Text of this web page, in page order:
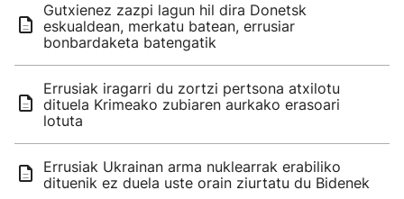
Gutxienez zazpi lagun hil dira Donetsk
eskualdean, merkatu batean, errusiar
bonbardaketa batengatik
Errusiak iragarri du zortzi pertsona atxilotu
dituela Krimeako zubiaren aurkako erasoari
lotuta
Errusiak Ukrainan arma nuklearrak erabiliko
dituenik ez duela uste orain ziurtatu du Bidenek